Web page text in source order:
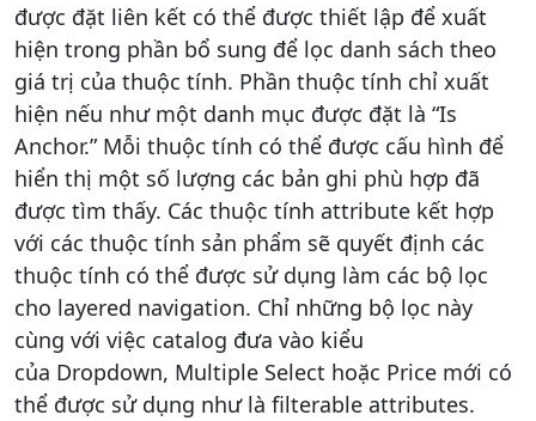
được đặt liên kết có thể được thiết lập để xuất
hiện trong phần bổ sung để lọc danh sách theo
giá trị của thuộc tính. Phần thuộc tính chỉ xuất
hiện nếu như một danh mục được đặt là “Is
Anchor.” Mỗi thuộc tính có thể được cấu hình để
hiển thị một số lượng các bản ghi phù hợp đã
được tìm thấy. Các thuộc tính attribute kết hợp
với các thuộc tính sản phẩm sẽ quyết định các
thuộc tính có thể được sử dụng làm các bộ lọc
cho layered navigation. Chỉ những bộ lọc này
cùng với việc catalog đưa vào kiểu
của Dropdown, Multiple Select hoặc Price mới có
thể được sử dụng như là filterable attributes.